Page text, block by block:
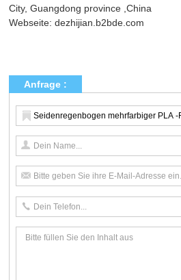
City, Guangdong province ,China
Webseite:dezhijian.b2bde.com
Anfrage :